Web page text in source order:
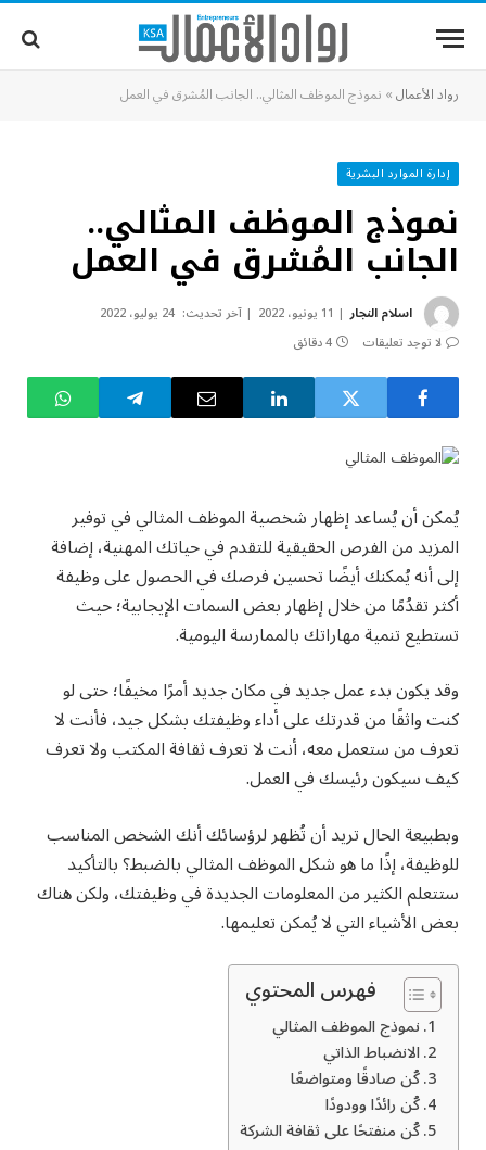
رواد الأعمال» نموذج الموظف المثالي.. الجانب المُشرق في العمل
إدارة الموارد البشرية
نموذج الموظف المثالي..
الجانب المُشرق في العمل
اسلام النجار 11 يونيو، 2022 آخر تحديث: 24 يوليو، 2022
لا توجد تعليقات
4 دقائق
يُمكن أن يُساعد إظهار شخصية الموظف المثالي في توفير
المزيد من الفرص الحقيقية للتقدم في حياتك المهنية، إضافة
إلى أنه يُمكنك أيضًا تحسين فرصك في الحصول على وظيفة
أكثر تقدُمًا من خلال إظهار بعض السمات الإيجابية؛ حيث
تستطيع تنمية مهاراتك بالممارسة اليومية.
وقد يكون بدء عمل جديد في مكان جديد أمرًا مخيفًا؛ حتى لو
كنت واثقًا من قدرتك على أداء وظيفتك بشكل جيد، فأنت لا
تعرف من ستعمل معه، أنت لا تعرف ثقافة المكتب ولا تعرف
كيف سيكون رئيسك في العمل.
وبطبيعة الحال تريد أن تُظهر لرؤسائك أنك الشخص المناسب
للوظيفة، إذًا ما هو شكل الموظف المثالي بالضبط؟ بالتأكيد
ستتعلم الكثير من المعلومات الجديدة في وظيفتك، ولكن هناك
بعض الأشياء التي لا يُمكن تعليمها.
فهرس المحتوي
نموذج الموظف المثالي
الانضباط الذاتي
كُن صادقًا ومتواضعًا
كُن رائدًا وودودًا
كُن منفتحًا على ثقافة الشركة